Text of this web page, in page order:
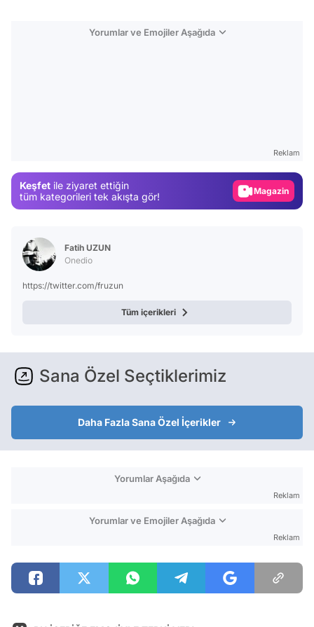
Yorumlar ve Emojiler Aşağıda
Reklam
Keşfet ile ziyaret ettiğin
tüm kategorileri tek akışta gör!
Magazin
Fatih UZUN
Onedio
https://twitter.com/fruzun
Tüm içerikleri
Sana Özel Seçtiklerimiz
Daha Fazla Sana Özel İçerikler
Yorumlar Aşağıda
Reklam
Yorumlar ve Emojiler Aşağıda
Reklam